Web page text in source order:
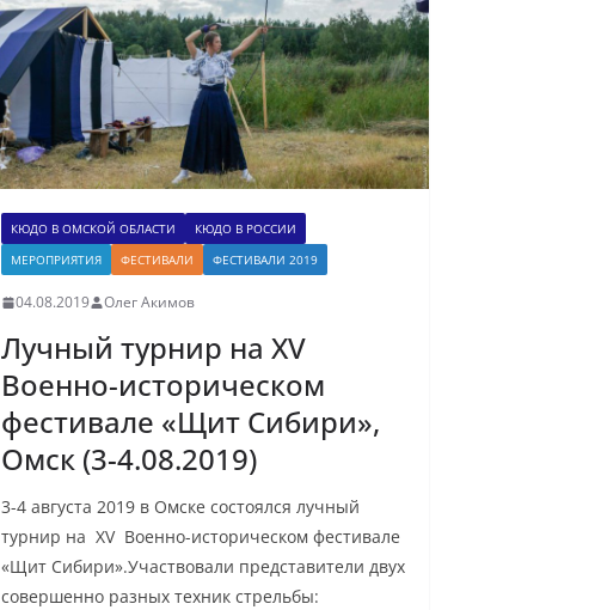
КЮДО В ОМСКОЙ ОБЛАСТИ
КЮДО В РОССИИ
МЕРОПРИЯТИЯ
ФЕСТИВАЛИ ФЕСТИВАЛИ 2019
04.08.2019 Олег Акимов
Лучный турнир на XV
Военно-историческом
фестивале «Щит Сибири»,
Омск (3-4.08.2019)
3-4 августа 2019 в Омске состоялся лучный
турнир на XV Военно-историческом фестивале
«Щит Сибири».Участвовали представители двух
совершенно разных техник стрельбы: